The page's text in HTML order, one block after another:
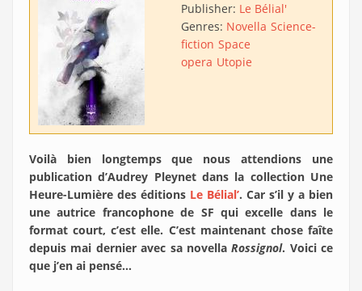
Publisher: Le Bélial'
Genres: Novella Science-
fiction Space
opera Utopie
Voilà bien longtemps que nous attendions une
publication d’Audrey Pleynet dans la collection Une
Heure-Lumière des éditions Le Bélial’. Car s’il y a bien
une autrice francophone de SF qui excelle dans le
format court, c’est elle. C’est maintenant chose faîte
depuis mai dernier avec sa novellaRossignol. Voici ce
que j’en ai pensé…